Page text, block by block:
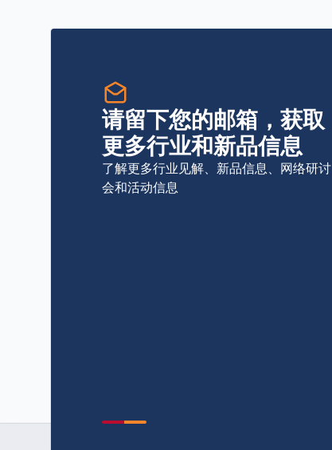
请留下您的邮箱，获取
更多行业和新品信息
了解更多行业见解、新品信息、网络研讨
会和活动信息